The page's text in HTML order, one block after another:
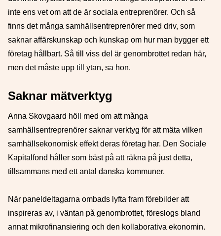
inte ens vet om att de är sociala entreprenörer. Och så
finns det många samhällsentreprenörer med driv, som
saknar affärskunskap och kunskap om hur man bygger ett
företag hållbart. Så till viss del är genombrottet redan här,
men det måste upp till ytan, sa hon.
Saknar mätverktyg
Anna Skovgaard höll med om att många
samhällsentreprenörer saknar verktyg för att mäta vilken
samhällsekonomisk effekt deras företag har. Den Sociale
Kapitalfond håller som bäst på att räkna på just detta,
tillsammans med ett antal danska kommuner.
När paneldeltagarna ombads lyfta fram förebilder att
inspireras av, i väntan på genombrottet, föreslogs bland
annat mikrofinansiering och den kollaborativa ekonomin.